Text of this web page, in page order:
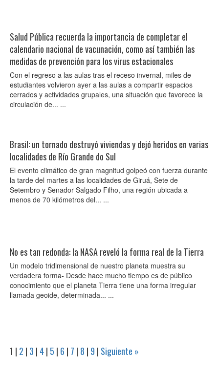
Salud Pública recuerda la importancia de completar el
calendario nacional de vacunación, como así también las
medidas de prevención para los virus estacionales
Con el regreso a las aulas tras el receso invernal, miles de
estudiantes volvieron ayer a las aulas a compartir espacios
cerrados y actividades grupales, una situación que favorece la
circulación de... ...
Brasil: un tornado destruyó viviendas y dejó heridos en varias
localidades de Río Grande do Sul
El evento climático de gran magnitud golpeó con fuerza durante
la tarde del martes a las localidades de Giruá, Sete de
Setembro y Senador Salgado Filho, una región ubicada a
menos de 70 kilómetros del... ...
No es tan redonda: la NASA reveló la forma real de la Tierra
Un modelo tridimensional de nuestro planeta muestra su
verdadera forma- Desde hace mucho tiempo es de público
conocimiento que el planeta Tierra tiene una forma irregular
llamada geoide, determinada... ...
1 | 2 | 3 | 4| 5 | 6 | 7 | 8 | 9 | Siguiente »